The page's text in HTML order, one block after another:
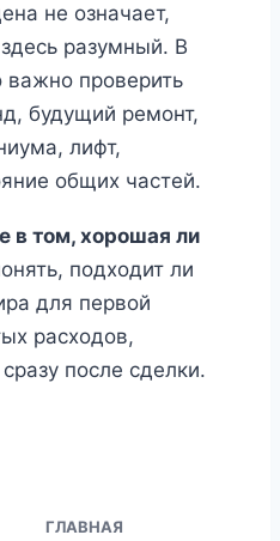
не означает,
разумный. В
важно проверить
будущий ремонт,
лифт,
общих частей.
в том, хорошая ли
подходит ли
для первой
расходов,
после сделки.
ГЛАВНАЯ